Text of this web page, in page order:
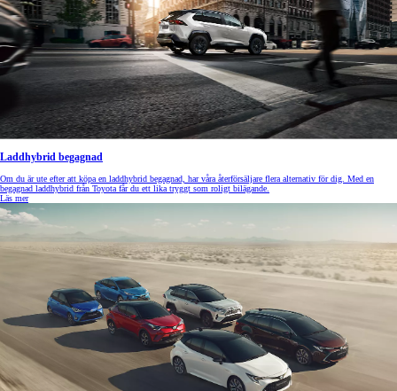
Laddhybrid begagnad
Om du är ute efter att köpa en laddhybrid begagnad, har våra återförsäljare flera alternativ för dig. Med en
begagnad laddhybrid från Toyota får du ett lika tryggt som roligt bilägande.
Läs mer